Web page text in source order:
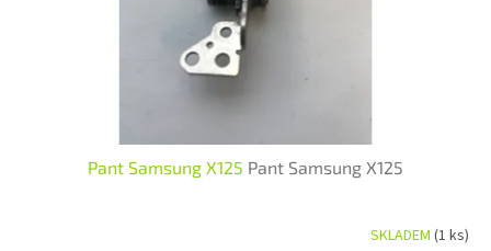
Pant Samsung X125 Pant Samsung X125
SKLADEM (1 ks)